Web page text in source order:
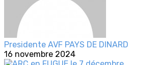
Presidente AVF PAYS DE DINARD
16 novembre 2024